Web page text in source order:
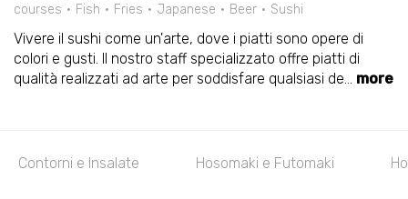
courses
Fish Fries Japanese Beer Sushi
Vivere il sushi come un'arte, dove i piatti sono opere di
colori e gusti. Il nostro staff specializzato offre piatti di
qualità realizzati ad arte per soddisfare qualsiasi de... more
Contorni e Insalate Hosomaki e Futomaki